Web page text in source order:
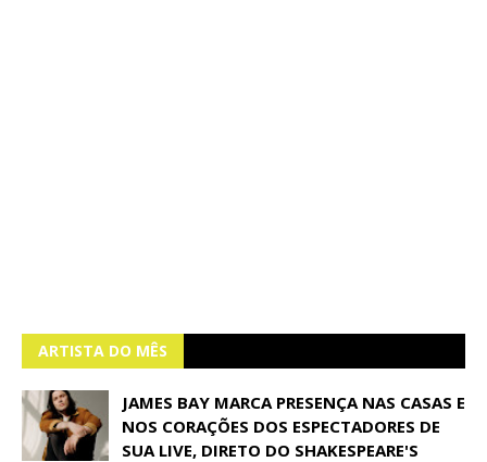
ARTISTA DO MÊS
JAMES BAY MARCA PRESENÇA NAS CASAS E
NOS CORAÇÕES DOS ESPECTADORES DE
SUA LIVE, DIRETO DO SHAKESPEARE'S